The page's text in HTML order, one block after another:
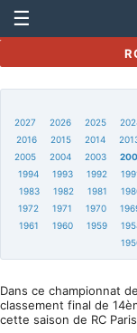
☰
2027
2026 2025
2016
2015 2014
2005
2004 2003
1994
1993 1992
1983
1982 1981
1972
1971 1970
1961
1960 1959
Dans ce championnat
classement final de
cette saison de RC